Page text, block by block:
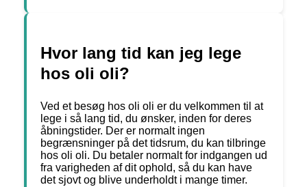
Hvor lang tid kan jeg lege
hos oli oli?
Ved et besøg hos oli oli er du velkommen til at
lege i så lang tid, du ønsker, inden for deres
åbningstider. Der er normalt ingen
begrænsninger på det tidsrum, du kan tilbringe
hos oli oli. Du betaler normalt for indgangen ud
fra varigheden af dit ophold, så du kan have
det sjovt og blive underholdt i mange timer.